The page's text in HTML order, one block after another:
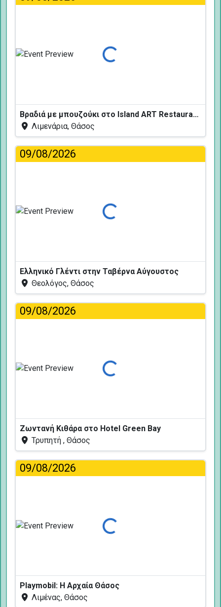
Φόρτωση...
Βραδιά με μπουζούκι στο Island ART Restaurant
Λιμενάρια, Θάσος
09/08/2026
Φόρτωση...
Ελληνικό Γλέντι στην Ταβέρνα Αύγουστος
Θεολόγος, Θάσος
09/08/2026
Φόρτωση...
Ζωντανή Κιθάρα στο Hotel Green Bay
Τρυπητή , Θάσος
09/08/2026
Φόρτωση...
Playmobil: Η Αρχαία Θάσος
Λιμένας, Θάσος